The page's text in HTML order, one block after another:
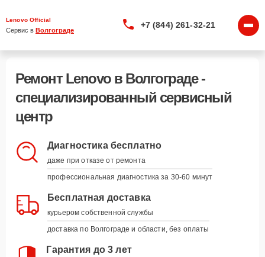
Lenovo Official
Сервис в Волгограде
+7 (844) 261-32-21
Ремонт Lenovo в Волгограде -
специализированный сервисный
центр
Диагностика бесплатно
даже при отказе от ремонта
профессиональная диагностика за 30-60 минут
Бесплатная доставка
курьером собственной службы
доставка по Волгограде и области, без оплаты
Гарантия до 3 лет